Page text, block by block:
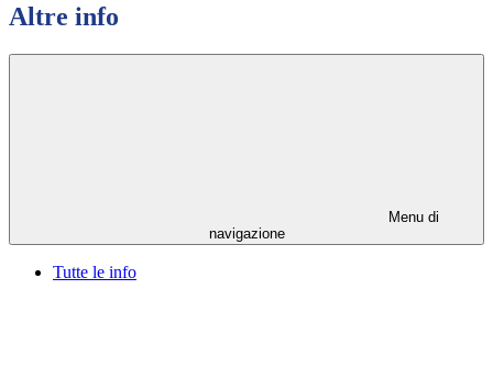
Altre info
Menu di
navigazione
Tutte le info